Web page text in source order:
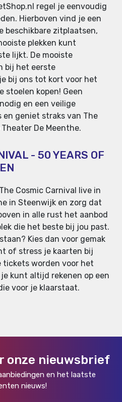
regel je eenvoudig
Hierboven vind je een
beschikbare zitplaatsen,
plekken kunt
lijkt. De mooiste
bij het eerste
bij ons tot kort voor het
stoelen kopen! Geen
en een veilige
en geniet straks van The
De Meenthe.
- 50 YEARS OF
Cosmic Carnival live in
in Steenwijk en zorg dat
in alle rust het aanbod
die het beste bij jou past.
Kies dan voor gemak
of stress je kaarten bij
tickets worden voor het
kunt altijd rekenen op een
voor je klaarstaat.
onze nieuwsbrief
en het laatste
nieuws!